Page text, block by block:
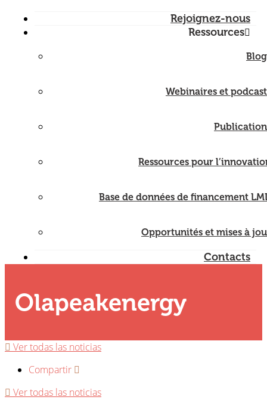
Rejoignez-nous
Ressources
Webinaires et
Ressources pour
Base de données de financement
Opportunités et mises à
Contacts
Olapeakenergy
Ver todas las noticias
Compartir
Ver todas las noticias